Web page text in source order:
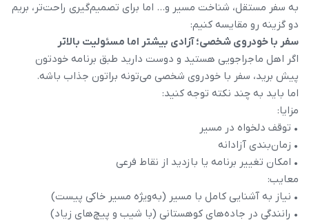
به سفر مستقل، شناخت مسیر و... اما برای تصمیم‌گیری راحت‌تر، بریم
دو گزینه رو مقایسه کنیم:
سفر با خودروی شخصی؛ آزادی بیشتر اما مسئولیت بالاتر
اگر اهل ماجراجویی هستید و دوست دارید طبق برنامه خودتون
پیش برید، سفر با خودروی شخصی می‌تونه براتون جذاب باشه.
اما باید به چند نکته توجه کنید:
مزایا:
• توقف دلخواه در مسیر
• زمان‌بندی آزادانه
• امکان تغییر برنامه یا بازدید از نقاط فرعی
معایب:
• نیاز به آشنایی کامل با مسیر (به‌ویژه مسیر خاکی پیست)
• رانندگی در جاده‌های کوهستانی (با شیب و پیچ‌های زیاد)